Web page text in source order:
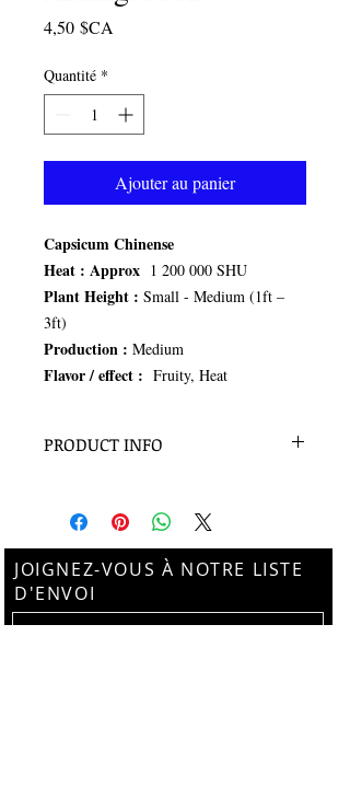
4,50 $CA
Quantité *
Ajouter au panier
Capsicum Chinense
Heat : Approx 1 200 000 SHU
Plant Height : Small - Medium (1ft –
3ft)
Production : Medium
Flavor / effect : Fruity, Heat
PRODUCT INFO
JOIGNEZ-VOUS À NOTRE LISTE
D'ENVOI